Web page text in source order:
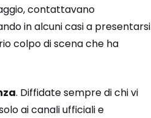
contattavano
in alcuni casi a presentarsi
colpo di scena che ha
. Diffidate sempre di chi vi
ai canali ufficiali e